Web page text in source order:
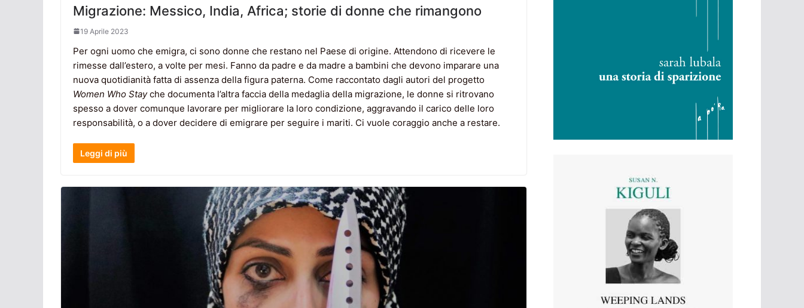
Migrazione: Messico, India, Africa; storie di donne che rimangono
19 Aprile 2023
Per ogni uomo che emigra, ci sono donne che restano nel Paese di origine. Attendono di ricevere le
rimesse dall’estero, a volte per mesi. Fanno da padre e da madre a bambini che devono imparare una
nuova quotidianità fatta di assenza della figura paterna. Come raccontato dagli autori del progetto
Women Who Stayche documenta l’altra faccia della medaglia della migrazione, le donne si ritrovano
spesso a dover comunque lavorare per migliorare la loro condizione, aggravando il carico delle loro
responsabilità, o a dover decidere di emigrare per seguire i mariti. Ci vuole coraggio anche a restare.
Leggi di più